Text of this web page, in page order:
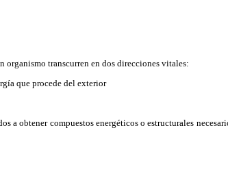
organismo transcurren en dos direcciones vitales:
que procede del exterior
compuestos energéticos o estructurales